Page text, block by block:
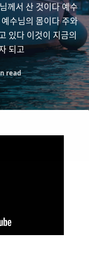
께서 산 것이다 예수
수님의 몸이다 주와
있다 이것이 지금의
되고
read